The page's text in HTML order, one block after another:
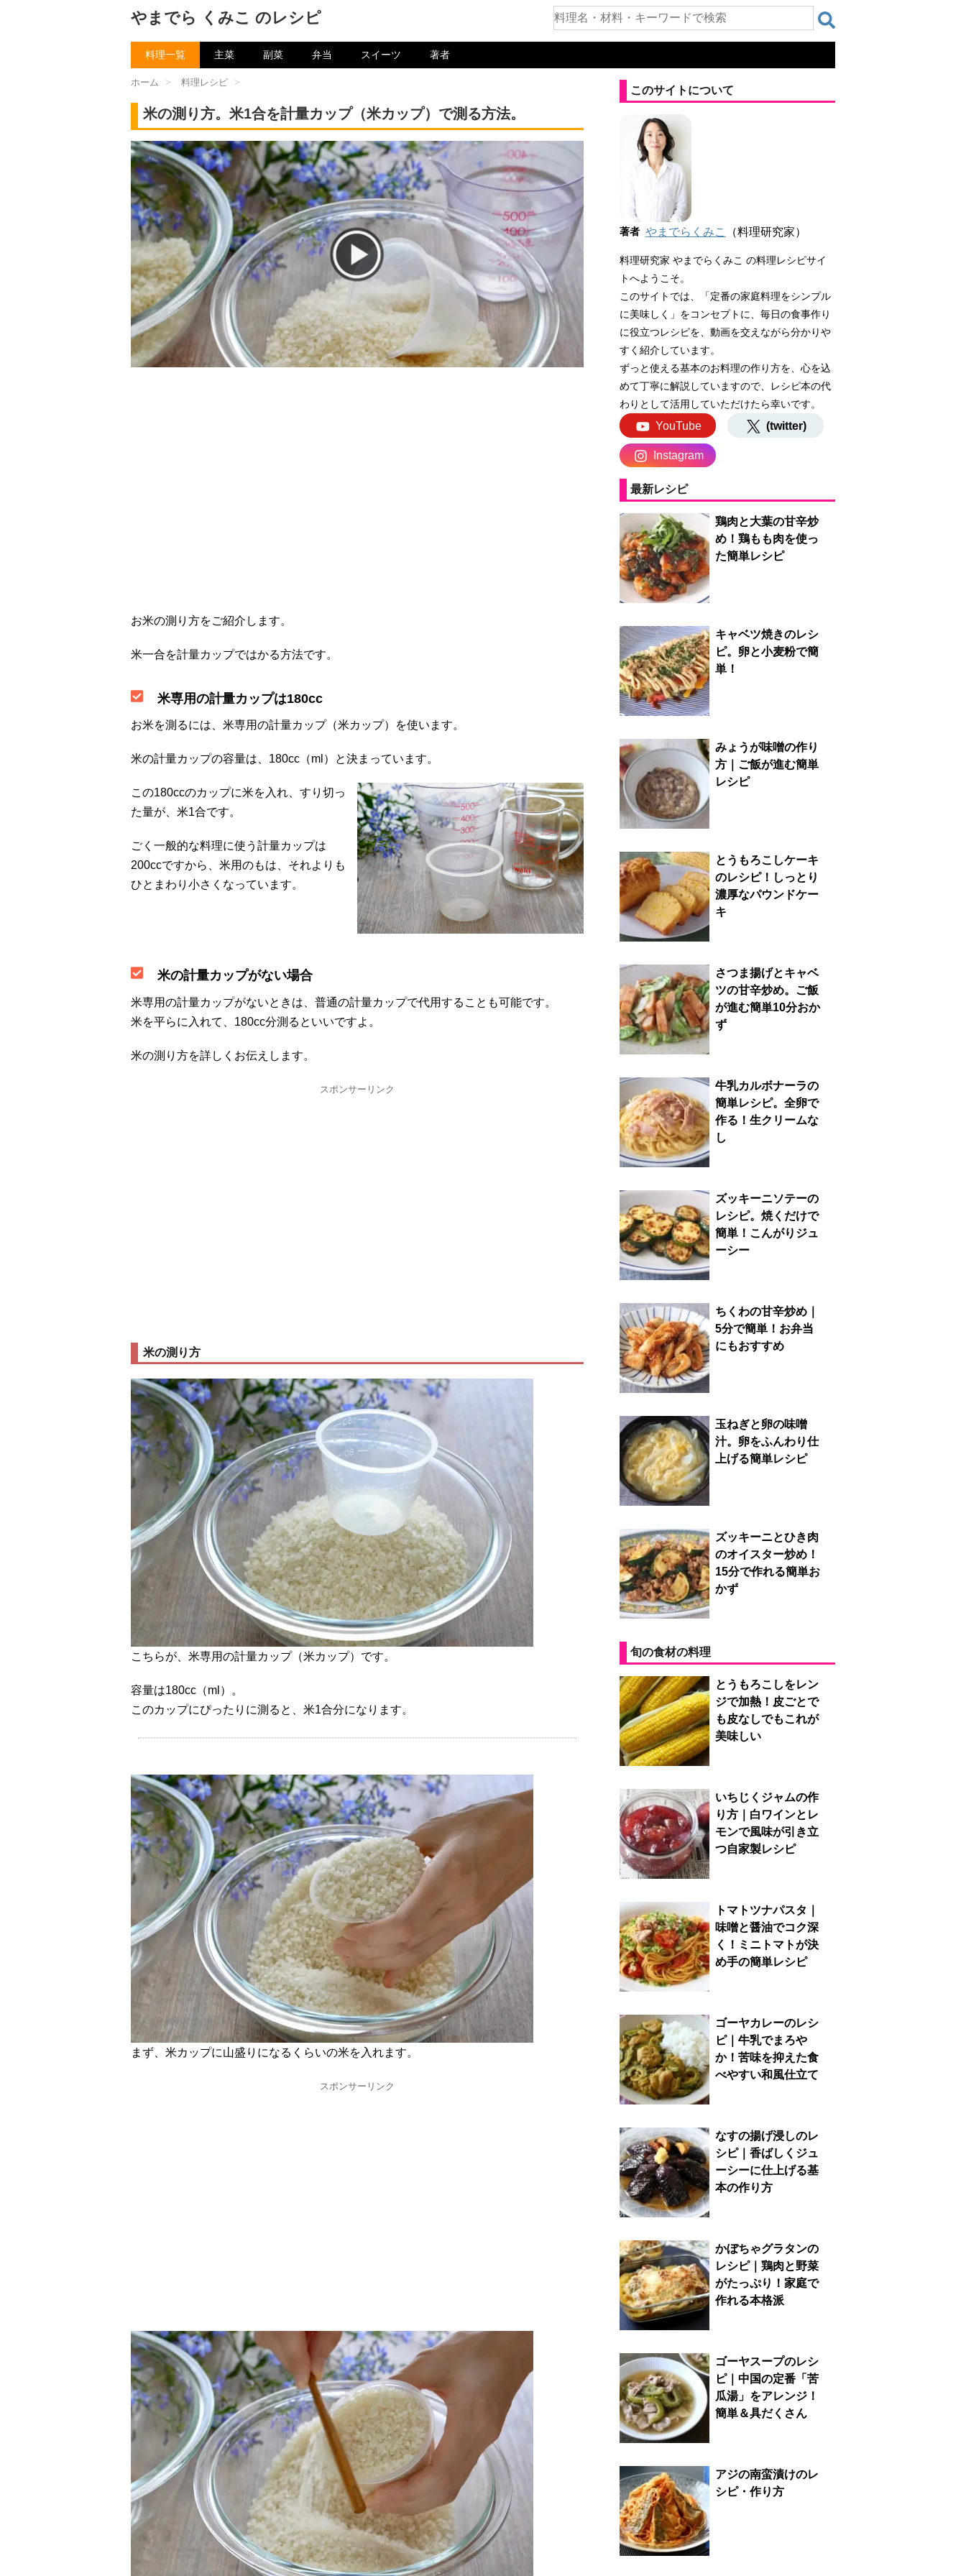
やまでら くみこ のレシピ
料理一覧 主菜 副菜 弁当 スイーツ 著者
ホーム > 料理レシピ >
米の測り方。米1合を計量カップ（米カップ）で測る方法。
お米の測り方をご紹介します。
米一合を計量カップではかる方法です。
米専用の計量カップは180cc
お米を測るには、米専用の計量カップ（米カップ）を使います。
米の計量カップの容量は、180cc（ml）と決まっています。
この180ccのカップに米を入れ、すり切っ
た量が、米1合です。
ごく一般的な料理に使う計量カップは
200ccですから、米用のもは、それよりも
ひとまわり小さくなっています。
米の計量カップがない場合
米専用の計量カップがないときは、普通の計量カップで代用することも可能です。
米を平らに入れて、180cc分測るといいですよ。
米の測り方を詳しくお伝えします。
スポンサーリンク
米の測り方
こちらが、米専用の計量カップ（米カップ）です。
容量は180cc（ml）。
このカップにぴったりに測ると、米1合分になります。
まず、米カップに山盛りになるくらいの米を入れます。
スポンサーリンク
このサイトについて
著者 やまでらくみこ （料理研究家）
料理研究家 やまでらくみこ の料理レシピサイ
トへようこそ。
このサイトでは、「定番の家庭料理をシンプル
に美味しく」をコンセプトに、毎日の食事作り
に役立つレシピを、動画を交えながら分かりや
すく紹介しています。
ずっと使える基本のお料理の作り方を、心を込
めて丁寧に解説していますので、レシピ本の代
わりとして活用していただけたら幸いです。
YouTube (twitter)
Instagram
最新レシピ
鶏肉と大葉の甘辛炒
め！鶏もも肉を使っ
た簡単レシピ
キャベツ焼きのレシ
ピ。卵と小麦粉で簡
単！
みょうが味噌の作り
方｜ご飯が進む簡単
レシピ
とうもろこしケーキ
のレシピ！しっとり
濃厚なパウンドケー
キ
さつま揚げとキャベ
ツの甘辛炒め。ご飯
が進む簡単10分おか
ず
牛乳カルボナーラの
簡単レシピ。全卵で
作る！生クリームな
し
ズッキーニソテーの
レシピ。焼くだけで
簡単！こんがりジュ
ーシー
ちくわの甘辛炒め｜
5分で簡単！お弁当
にもおすすめ
玉ねぎと卵の味噌
汁。卵をふんわり仕
上げる簡単レシピ
ズッキーニとひき肉
のオイスター炒め！
15分で作れる簡単お
かず
旬の食材の料理
とうもろこしをレン
ジで加熱！皮ごとで
も皮なしでもこれが
美味しい
いちじくジャムの作
り方｜白ワインとレ
モンで風味が引き立
つ自家製レシピ
トマトツナパスタ｜
味噌と醤油でコク深
く！ミニトマトが決
め手の簡単レシピ
ゴーヤカレーのレシ
ピ｜牛乳でまろや
か！苦味を抑えた食
べやすい和風仕立て
なすの揚げ浸しのレ
シピ｜香ばしくジュ
ーシーに仕上げる基
本の作り方
かぼちゃグラタンの
レシピ｜鶏肉と野菜
がたっぷり！家庭で
作れる本格派
ゴーヤスープのレシ
ピ｜中国の定番「苦
瓜湯」をアレンジ！
簡単＆具だくさん
アジの南蛮漬けのレ
シピ・作り方